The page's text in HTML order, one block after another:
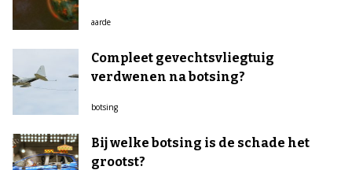
aarde
Compleet gevechtsvliegtuig
verdwenen na botsing?
botsing
Bij welke botsing is de schade het
grootst?